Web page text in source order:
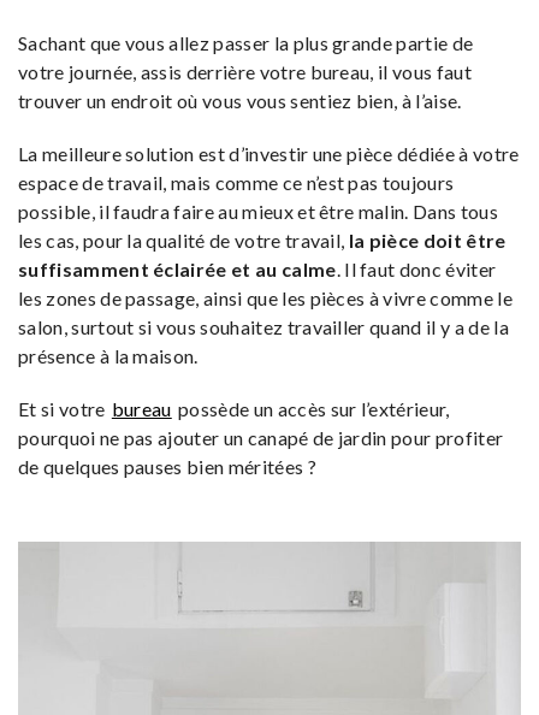
Sachant que vous allez passer la plus grande partie de
votre journée, assis derrière votre bureau, il vous faut
trouver un endroit où vous vous sentiez bien, à l’aise.
La meilleure solution est d’investir une pièce dédiée à votre
espace de travail, mais comme ce n’est pas toujours
possible, il faudra faire au mieux et être malin. Dans tous
les cas, pour la qualité de votre travail, la pièce doit être
suffisamment éclairée et au calme. Il faut donc éviter
les zones de passage, ainsi que les pièces à vivre comme le
salon, surtout si vous souhaitez travailler quand il y a de la
présence à la maison.
Et si votre bureau possède un accès sur l’extérieur,
pourquoi ne pas ajouter un canapé de jardin pour profiter
de quelques pauses bien méritées ?